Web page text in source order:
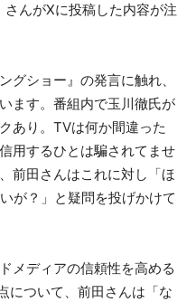
んがXに投稿した内容が注
グショー』の発言に触れ、
ます。番組内で玉川徹氏が
あり。TVは何か間違った
用するひとは騙されてませ
前田さんはこれに対し「ほ
が？」と疑問を投げかけて
メディアの信頼性を高める
について、前田さんは「な